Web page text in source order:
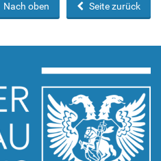
Seite zurück
Nach oben